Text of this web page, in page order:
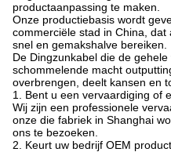
productaanpassing te maken.
Onze productiebasis wordt
commerciële stad in China,
snel en gemakshalve bereiken.
De Dingzunkabel die de
schommelende macht
overbrengen, deelt kansen en
1. Bent u een vervaardiging of
Wij zijn een professionele
onze die fabriek in Shanghai
ons te bezoeken.
2. Keurt uw bedrijf OEM